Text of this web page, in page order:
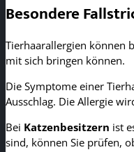
Besondere
Tierhaarallergien können
mit sich bringen können.
Die Symptome einer
Ausschlag. Die Allergie
Bei Katzenbesitzern ist
sind, können Sie prüfen,